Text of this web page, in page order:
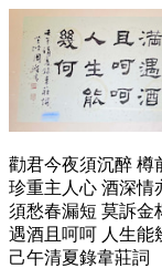
勸君今夜須沉醉 樽
珍重主人心 酒深情
須愁春漏短 莫訴金
遇酒且呵呵 人生能
己午清夏錄韋莊詞